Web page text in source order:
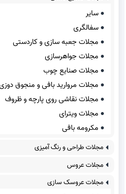
سایر
سفالگری
مجلات جعبه سازی و کاردستی
مجلات جواهرسازی
مجلات صنایع چوب
مجلات مروارید بافی و منجوق دوزی
مجلات نقاشی روی پارچه و ظروف
مجلات ویترای
مکرومه بافی
مجلات طراحی و رنگ آمیزی
مجلات عروس
مجلات عروسک سازی